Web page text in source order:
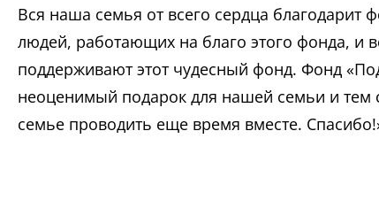
Вся наша семья от всего сердца
людей, работающих на благо этого фонда, и
поддерживают этот чудесный фонд. Фонд
неоценимый подарок для нашей семьи и тем
семье проводить еще время вместе.